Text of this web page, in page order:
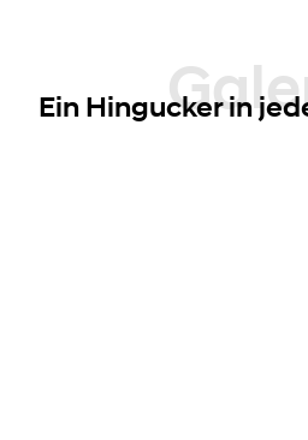
Galerie
Ein Hingucker in